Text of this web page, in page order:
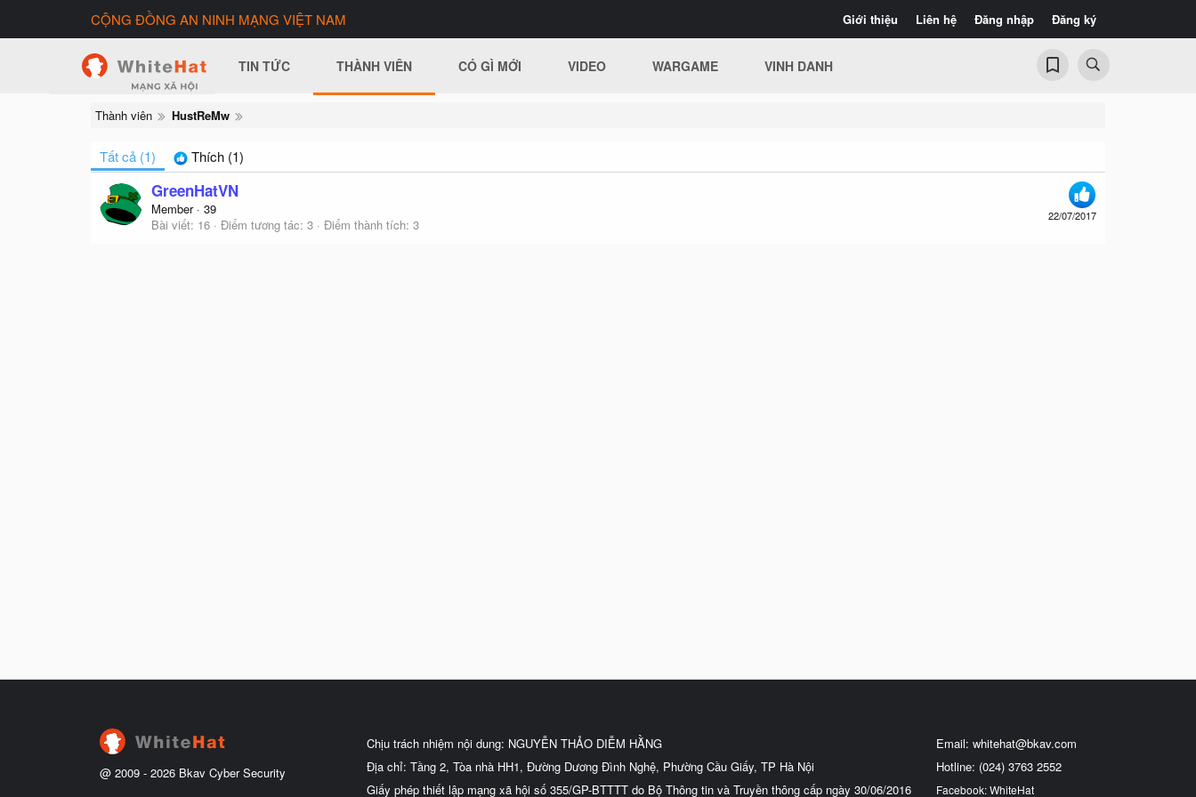
Giới thiệu Liên hệ Đăng nhập Đăng ký
CỘNG ĐỒNG AN NINH MẠNG VIỆT NAM
TIN TỨC THÀNH VIÊN CÓ GÌ MỚI VIDEO WARGAME VINH DANH
Thành viên HustReMw
Tất cả (1) Thích (1)
22/07/2017
GreenHatVN
Member · 39
Bài viết 16 Điểm tương tác 3 Điểm thành tích 3
@ 2009 - 2026 Bkav Cyber Security
Chịu trách nhiệm nội dung: NGUYỄN THẢO DIỄM HẰNG
Địa chỉ: Tầng 2, Tòa nhà HH1, Đường Dương Đình Nghệ, Phường Cầu Giấy, TP Hà Nội
Giấy phép thiết lập mạng xã hội số 355/GP-BTTTT do Bộ Thông tin và Truyền thông cấp ngày 30/06/2016
Email: whitehat@bkav.com
Hotline: (024) 3763 2552
Facebook: WhiteHat